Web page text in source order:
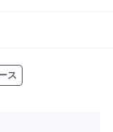
ス